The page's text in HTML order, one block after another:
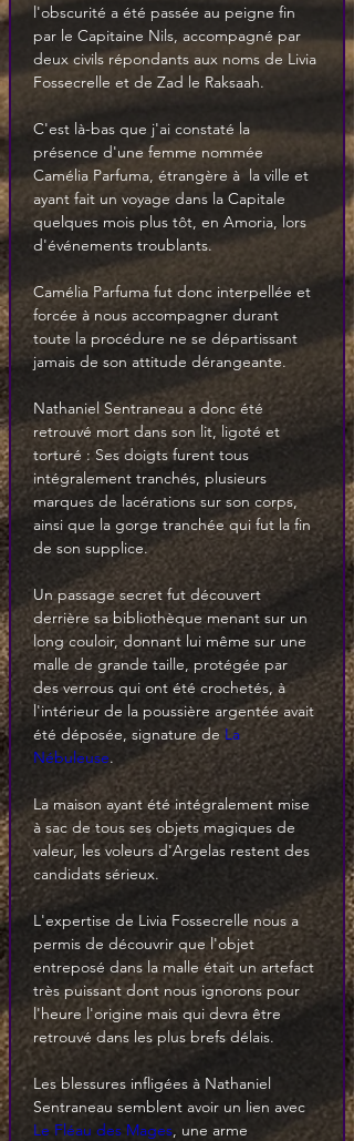
l'obscurité a été passée au peigne fin
par le Capitaine Nils, accompagné par
deux civils répondants aux noms de Livia
Fossecrelle et de Zad le Raksaah.
C'est là-bas que j'ai constaté la
présence d'une femme nommée
Camélia Parfuma, étrangère à  la ville et
ayant fait un voyage dans la Capitale
quelques mois plus tôt, en Amoria, lors
d'événements troublants.
Camélia Parfuma fut donc interpellée et
forcée à nous accompagner durant
toute la procédure ne se départissant
jamais de son attitude dérangeante.
Nathaniel Sentraneau a donc été
retrouvé mort dans son lit, ligoté et
torturé : Ses doigts furent tous
intégralement tranchés, plusieurs
marques de lacérations sur son corps,
ainsi que la gorge tranchée qui fut la fin
de son supplice.
Un passage secret fut découvert
derrière sa bibliothèque menant sur un
long couloir, donnant lui même sur une
malle de grande taille, protégée par
des verrous qui ont été crochetés, à
l'intérieur de la poussière argentée avait
été déposée, signature de La
Nébuleuse.
La maison ayant été intégralement mise
à sac de tous ses objets magiques de
valeur, les voleurs d'Argelas restent des
candidats sérieux.
L'expertise de Livia Fossecrelle nous a
permis de découvrir que l'objet
entreposé dans la malle était un artefact
très puissant dont nous ignorons pour
l'heure l'origine mais qui devra être
retrouvé dans les plus brefs délais.
Les blessures infligées à Nathaniel
Sentraneau semblent avoir un lien avec
Le Fléau des Mages, une arme